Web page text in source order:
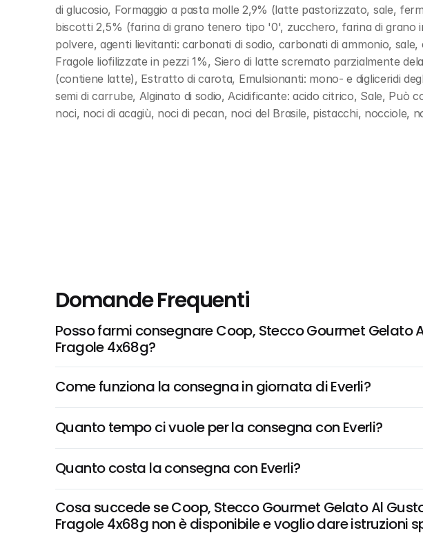
di glucosio, Formaggio a pasta molle 2,9% (latte pastorizzato, sale,
biscotti 2,5% (farina di grano tenero tipo '0', zucchero, farina di grano
polvere, agenti lievitanti: carbonati di sodio, carbonati di ammonio, sale,
Fragole liofilizzate in pezzi 1%, Siero di latte scremato parzialmente
(contiene latte), Estratto di carota, Emulsionanti: mono- e digliceridi
semi di carrube, Alginato di sodio, Acidificante: acido citrico, Sale, Può
noci, noci di acagiù, noci di pecan, noci del Brasile, pistacchi, nocciole,
Domande Frequenti
Posso farmi consegnare Coop, Stecco Gourmet Gelato
Fragole 4x68g?
Come funziona la consegna in giornata di Everli?
Quanto tempo ci vuole per la consegna con Everli?
Quanto costa la consegna con Everli?
Cosa succede se Coop, Stecco Gourmet Gelato Al
Fragole 4x68g non è disponibile e voglio dare istruzioni